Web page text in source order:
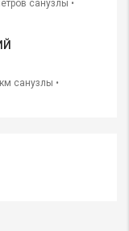
санузлы •
санузлы •